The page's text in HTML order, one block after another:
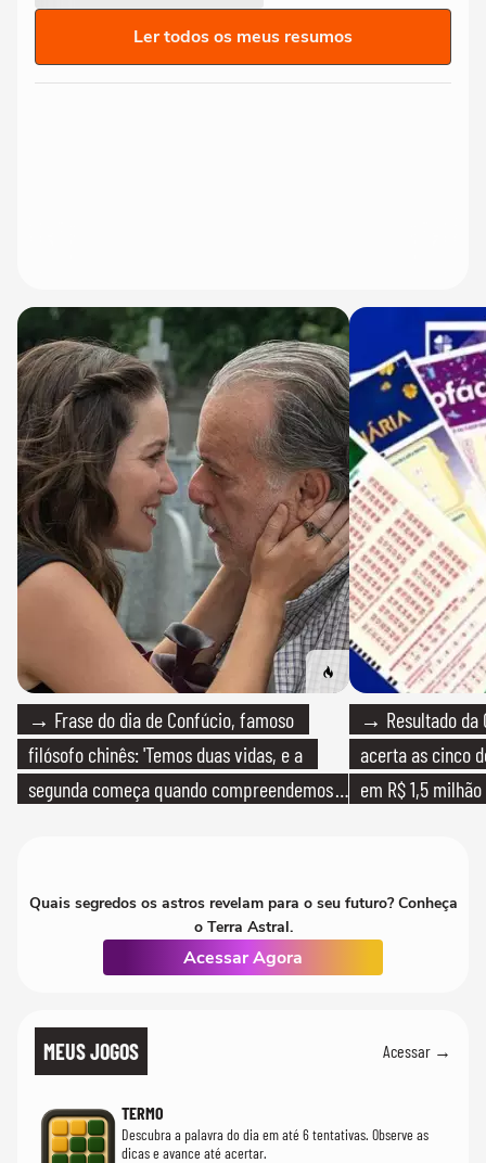
Ler todos os meus resumos
→ Frase do dia de Confúcio, famoso
filósofo chinês: 'Temos duas vidas, e a
segunda começa quando compreendemos
→ Resultado da
acerta as cinco
em R$ 1,5 milhão
Quais segredos os astros revelam para o seu futuro? Conheça
o Terra Astral.
Acessar Agora
MEUS JOGOS Acessar →
TERMO
Descubra a palavra do dia em até 6 tentativas. Observe as
dicas e avance até acertar.